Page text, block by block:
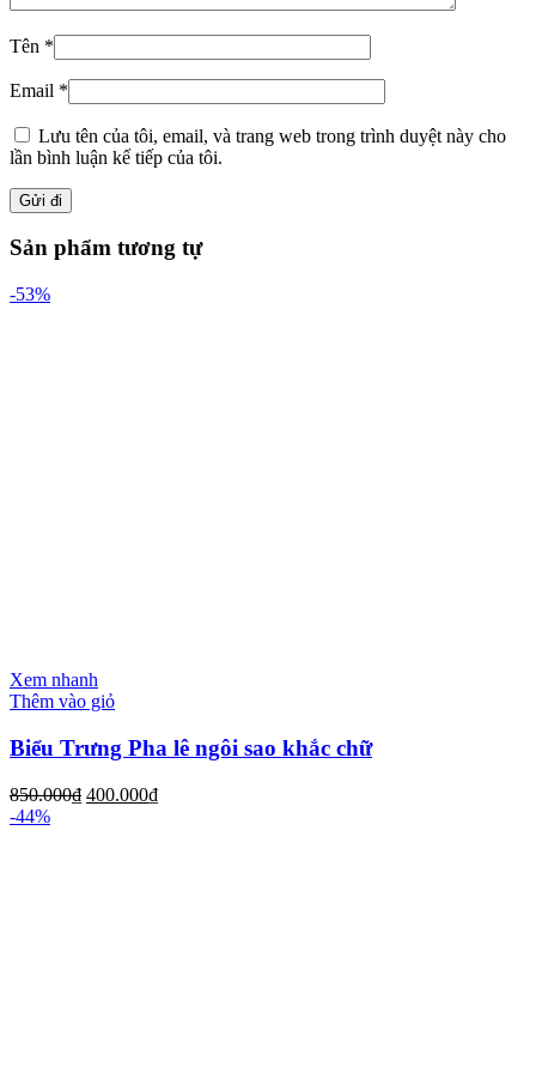
Tên *
Email *
Lưu tên của tôi, email, và trang web trong trình duyệt này cho
lần bình luận kế tiếp của tôi.
Sản phẩm tương tự
-53%
Xem nhanh
Thêm vào giỏ
Biểu Trưng Pha lê ngôi sao khắc chữ
850.000₫ 400.000₫
-44%